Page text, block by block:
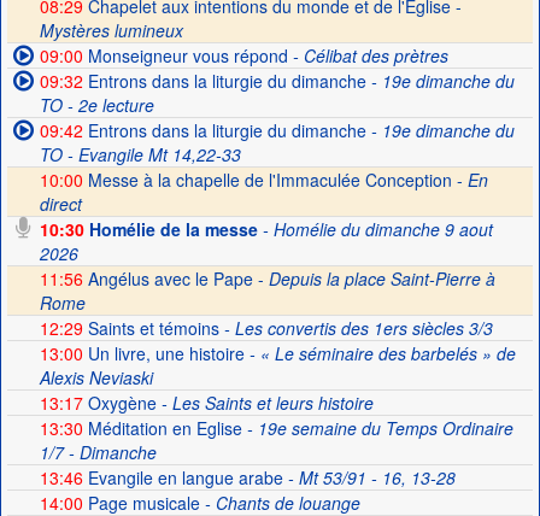
08:29 Chapelet aux intentions du monde et de l'Eglise -
Mystères lumineux
09:00 Monseigneur vous répond - Célibat des prètres
09:32 Entrons dans la liturgie du dimanche- 19e dimanche du
TO - 2e lecture
09:42 Entrons dans la liturgie du dimanche- 19e dimanche du
TO - Evangile Mt 14,22-33
10:00 Messe à la chapelle de l'Immaculée Conception - En
direct
10:30Homélie de la messe- Homélie du dimanche 9 aout
2026
11:56 Angélus avec le Pape - Depuis la place Saint-Pierre à
Rome
12:29Saints et témoins- Les convertis des 1ers siècles 3/3
13:00 Un livre, une histoire- « Le séminaire des barbelés » de
Alexis Neviaski
13:17Oxygène- Les Saints et leurs histoire
13:30 Méditation en Eglise- 19e semaine du Temps Ordinaire
1/7 - Dimanche
13:46Evangile en langue arabe- Mt 53/91 - 16, 13-28
14:00 Page musicale- Chants de louange